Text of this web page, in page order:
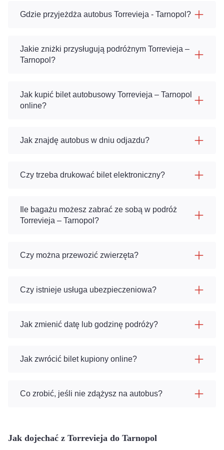
Gdzie przyjeżdża autobus Torrevieja - Tarnopol?
Jakie zniżki przysługują podróżnym Torrevieja –
Tarnopol?
Jak kupić bilet autobusowy Torrevieja – Tarnopol
online?
Jak znajdę autobus w dniu odjazdu?
Czy trzeba drukować bilet elektroniczny?
Ile bagażu możesz zabrać ze sobą w podróż
Torrevieja – Tarnopol?
Czy można przewozić zwierzęta?
Czy istnieje usługa ubezpieczeniowa?
Jak zmienić datę lub godzinę podróży?
Jak zwrócić bilet kupiony online?
Co zrobić, jeśli nie zdążysz na autobus?
Jak dojechać z Torrevieja do Tarnopol